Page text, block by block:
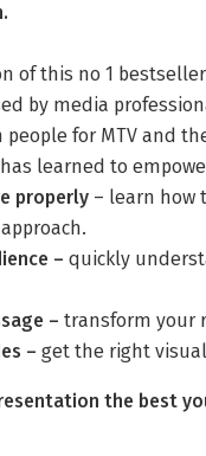
of this no 1
by media
for MTV and
learned to
properly – learn how
– quickly
– transform your
– get the right
the best